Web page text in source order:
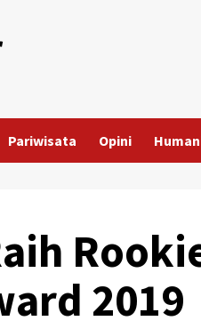
Pariwisata Opini
2019